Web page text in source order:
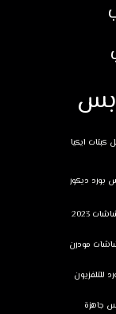
كبتات ايكيا
بورد ديكور
2023
مودرن
للتلفزيون
جاهزة